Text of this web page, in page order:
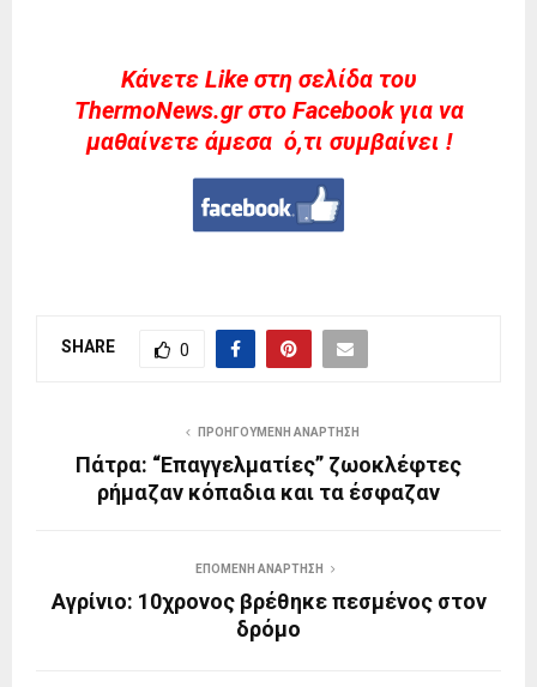
Kάνετε Like στη σελίδα του
ThermoNews.gr στο Facebook για να
μαθαίνετε άμεσα ό,τι συμβαίνει !
SHARE 0
ΠΡΟΗΓΟΎΜΕΝΗ ΑΝΆΡΤΗΣΗ
Πάτρα: “Επαγγελματίες” ζωοκλέφτες
ρήμαζαν κόπαδια και τα έσφαζαν
ΕΠΌΜΕΝΗ ΑΝΆΡΤΗΣΗ
Αγρίνιο: 10χρονος βρέθηκε πεσμένος στον
δρόμο